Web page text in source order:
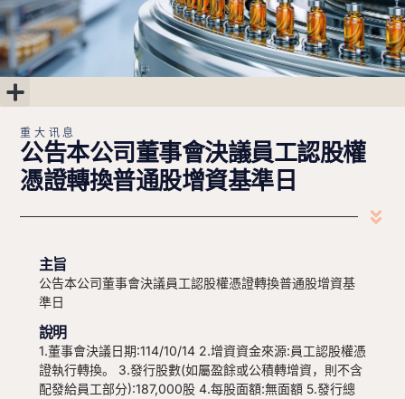
重大讯息
公告本公司董事會決議員工認股權
憑證轉換普通股增資基準日
主旨
公告本公司董事會決議員工認股權憑證轉換普通股增資基
準日
說明
1.董事會決議日期:114/10/14 2.增資資金來源:員工認股權憑
證執行轉換。 3.發行股數(如屬盈餘或公積轉增資，則不含
配發給員工部分):187,000股 4.每股面額:無面額 5.發行總